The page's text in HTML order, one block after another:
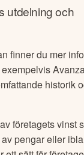
utdelning och
finner du mer
historik
företagets vinst
pengar eller